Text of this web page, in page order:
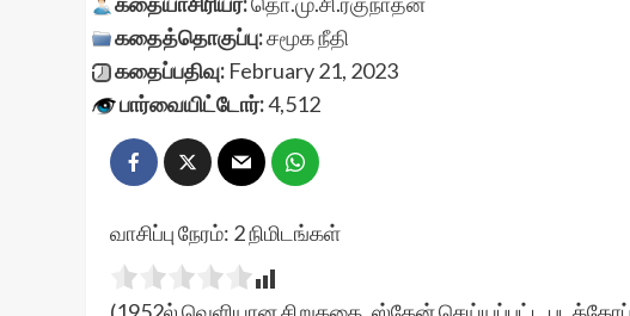
கதைத்தொகுப்பு:சமூக நீதி
கதைப்பதிவு: February 21, 2023
பார்வையிட்டோர்:4,512
வாசிப்பு நேரம்: 2நிமிடங்கள்